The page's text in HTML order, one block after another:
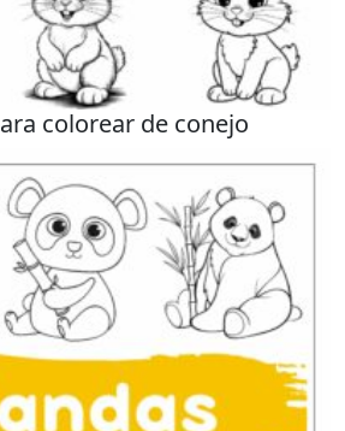
colorear de conejo